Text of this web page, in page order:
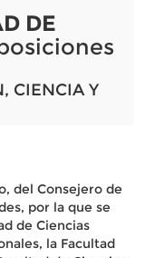
DE
CIENCIA Y
del Consejero de
por la que se
de Ciencias
la Facultad